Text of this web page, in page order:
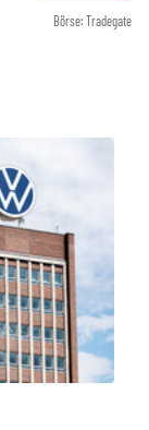
Börse: Tradegate